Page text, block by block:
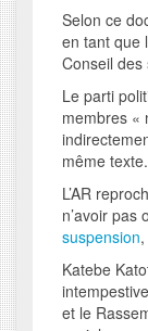
Selon ce
en tant que
Conseil
Le parti
membres «
même texte.
L’AR
n’avoir
suspension
Katebe
et le